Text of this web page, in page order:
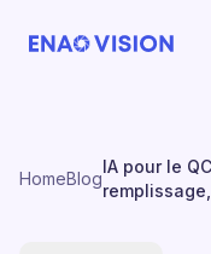
HomeBlog
IA pour le